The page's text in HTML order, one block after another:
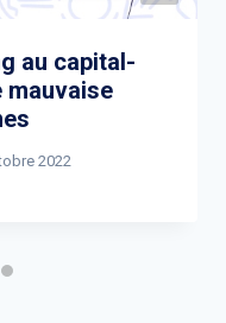
au capital-
mauvaise
2022